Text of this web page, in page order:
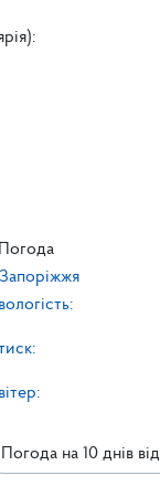
Погода
Запоріжжя
вологість:
вітер:
Погода на 10 днів від